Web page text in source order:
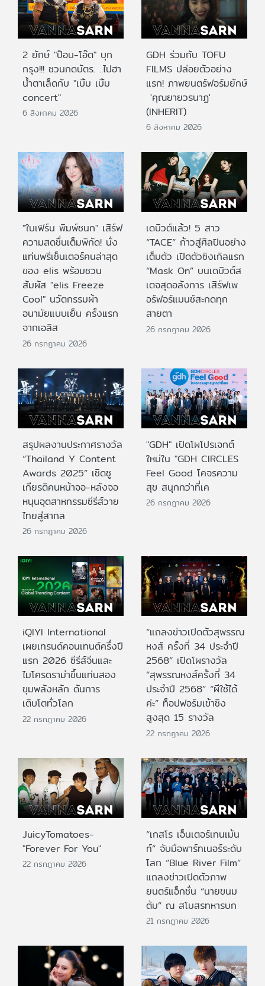
2 ยักษ์ "ป๊อบ-โอ๊ต" บุก
กรุง!!! ชวนกดบัตร. ..ไปฮา
น้ำตาเล็ดกับ "เบิ้ม เบิ้ม
concert"
6 สิงหาคม 2026
GDH ร่วมกับ TOFU
FILMS ปล่อยตัวอย่าง
แรก! ภาพยนตร์ฟอร์มยักษ์
'คุณยายวรนาฏ'
(INHERIT)
6 สิงหาคม 2026
"ใบเฟิร์น พิมพ์ชนก" เสิร์ฟ
ความสดชื่นเต็มพิกัด! นั่ง
แท่นพรีเซ็นเตอร์คนล่าสุด
ของ elis พร้อมชวน
สัมผัส "elis Freeze
Cool" นวัตกรรมผ้า
อนามัยแบบเย็น ครั้งแรก
จากเอลิส
26 กรกฎาคม 2026
เดบิวต์แล้ว! 5 สาว
“TACE” ก้าวสู่ศิลปินอย่าง
เต็มตัว เปิดตัวซิงเกิลแรก
“Mask On” บนเดบิวต์ส
เตจสุดอลังการ เสิร์ฟเพ
อร์ฟอร์แมนซ์สะกดทุก
สายตา
26 กรกฎาคม 2026
สรุปผลงานประกาศรางวัล
“Thailand Y Content
Awards 2025” เชิดชู
เกียรติคนหน้าจอ-หลังจอ
หนุนอุตสาหกรรมซีรีส์วาย
ไทยสู่สากล
26 กรกฎาคม 2026
"GDH" เปิดโผโปรเจกต์
ใหม่ใน "GDH CIRCLES
Feel Good โคจรความ
สุข สนุกกว่าที่เค
26 กรกฎาคม 2026
iQIYI International
เผยเทรนด์คอนเทนต์ครึ่งปี
แรก 2026 ซีรีส์จีนและ
ไมโครดราม่าขึ้นแท่นสอง
ขุมพลังหลัก ดันการ
เติบโตทั่วโลก
22 กรกฎาคม 2026
“แถลงข่าวเปิดตัวสุพรรณ
หงส์ ครั้งที่ 34 ประจำปี
2568” เปิดโผรางวัล
“สุพรรณหงส์ครั้งที่ 34
ประจำปี 2568” “ผีใช้ได้
ค่ะ” ท็อปฟอร์มเข้าชิง
สูงสุด 15 รางวัล
22 กรกฎาคม 2026
JuicyTomatoes-
"Forever For You"
22 กรกฎาคม 2026
“เกสโร เอ็นเตอร์เทนเม้น
ท์” จับมือพาร์ทเนอร์ระดับ
โลก “Blue River Film”
แถลงข่าวเปิดตัวภาพ
ยนตร์แอ็กชั่น “นายขนม
ต้ม” ณ สโมสรทหารบก
21 กรกฎาคม 2026